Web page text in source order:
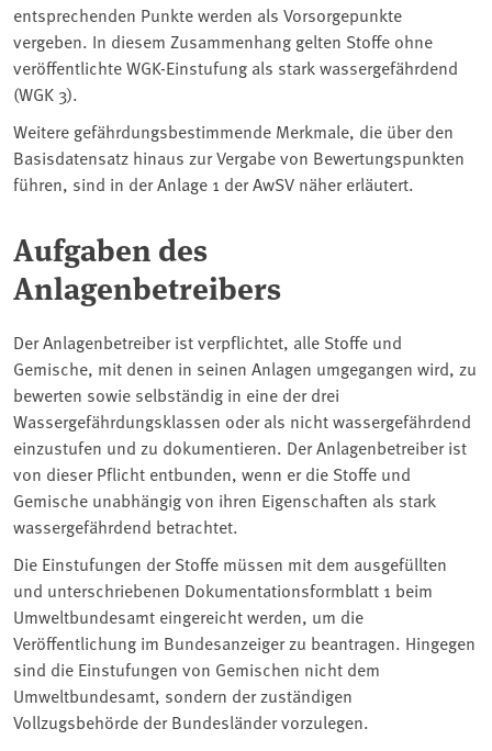
entsprechenden Punkte werden als Vorsorgepunkte
vergeben. In diesem Zusammenhang gelten Stoffe ohne
veröffentlichte WGK-Einstufung als stark wassergefährdend
(WGK 3).
Weitere gefährdungsbestimmende Merkmale, die über den
Basisdatensatz hinaus zur Vergabe von Bewertungspunkten
führen, sind in der Anlage 1 der AwSV näher erläutert.
Aufgaben des
Anlagenbetreibers
Der Anlagenbetreiber ist verpflichtet, alle Stoffe und
Gemische, mit denen in seinen Anlagen umgegangen wird, zu
bewerten sowie selbständig in eine der drei
Wassergefährdungsklassen oder als nicht wassergefährdend
einzustufen und zu dokumentieren. Der Anlagenbetreiber ist
von dieser Pflicht entbunden, wenn er die Stoffe und
Gemische unabhängig von ihren Eigenschaften als stark
wassergefährdend betrachtet.
Die Einstufungen der Stoffe müssen mit dem ausgefüllten
und unterschriebenen Dokumentationsformblatt 1 beim
Umweltbundesamt eingereicht werden, um die
Veröffentlichung im Bundesanzeiger zu beantragen. Hingegen
sind die Einstufungen von Gemischen nicht dem
Umweltbundesamt, sondern der zuständigen
Vollzugsbehörde der Bundesländer vorzulegen.